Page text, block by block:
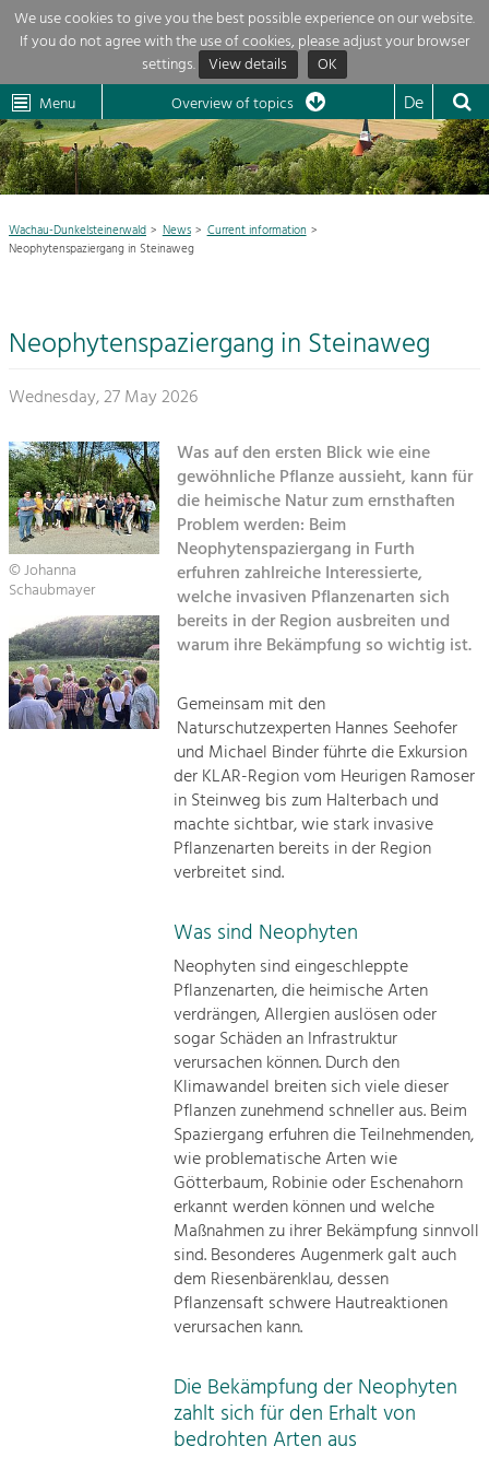
We use cookies to give you the best possible experience on our website.
If you do not agree with the use of cookies, please adjust your browser
settings. View details OK
Dunkelsteinerwald
Wachau
Cultural
Landscape
Dunkelsteinerwald Klima
Menu Overview of topics De
News 
Current information
Newsletter
Projects
LEADER
My project
Suche
Impressum
Sitemap
Kontakt
Overview of topics
Development within our region is extremely diverse. Which is why we
provide you with an overview of our main topics here. For more
information, simply click on the topic to see all projects in this context.
Development.
Site, Building Culture and Sustainable
Settlements.
Agriculture & Forestry
Managing and Caring for the Cultural
Landscape.
Offer Development and Positioning
Art & Culture
Crafts, Science and Research.
Social Affairs, Education
Equality, Youth and Integration.
Mobility & Energy
Climate Change, Public Transport and
Increase in Regional Value Added.
Wachau-Dunkelsteinerwald News
Current information
Neophytenspaziergang in Steinaweg
Neophytenspaziergang in Steinaweg
Wednesday, 27 May 2026
© Johanna
Schaubmayer
Was auf den ersten Blick wie eine
gewöhnliche Pflanze aussieht, kann für
die heimische Natur zum ernsthaften
Problem werden: Beim
Neophytenspaziergang in Furth
erfuhren zahlreiche Interessierte,
welche invasiven Pflanzenarten sich
bereits in der Region ausbreiten und
warum ihre Bekämpfung so wichtig ist.
Gemeinsam mit den
Naturschutzexperten Hannes Seehofer
und Michael Binder führte die Exkursion
der KLAR-Region vom Heurigen Ramoser
in Steinweg bis zum Halterbach und
machte sichtbar, wie stark invasive
Pflanzenarten bereits in der Region
verbreitet sind.
Was sind Neophyten
Neophyten sind eingeschleppte
Pflanzenarten, die heimische Arten
verdrängen, Allergien auslösen oder
sogar Schäden an Infrastruktur
verursachen können. Durch den
Klimawandel breiten sich viele dieser
Pflanzen zunehmend schneller aus. Beim
Spaziergang erfuhren die Teilnehmenden,
wie problematische Arten wie
Götterbaum, Robinie oder Eschenahorn
erkannt werden können und welche
Maßnahmen zu ihrer Bekämpfung sinnvoll
sind. Besonderes Augenmerk galt auch
dem Riesenbärenklau, dessen
Pflanzensaft schwere Hautreaktionen
verursachen kann.
Die Bekämpfung der Neophyten
zahlt sich für den Erhalt von
bedrohten Arten aus